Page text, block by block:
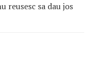
reusesc sa dau jos